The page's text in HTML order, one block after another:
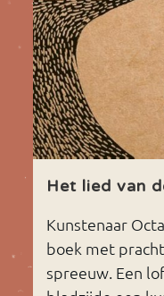
Het lied van
Kunstenaar
boek met
spreeuw. Een